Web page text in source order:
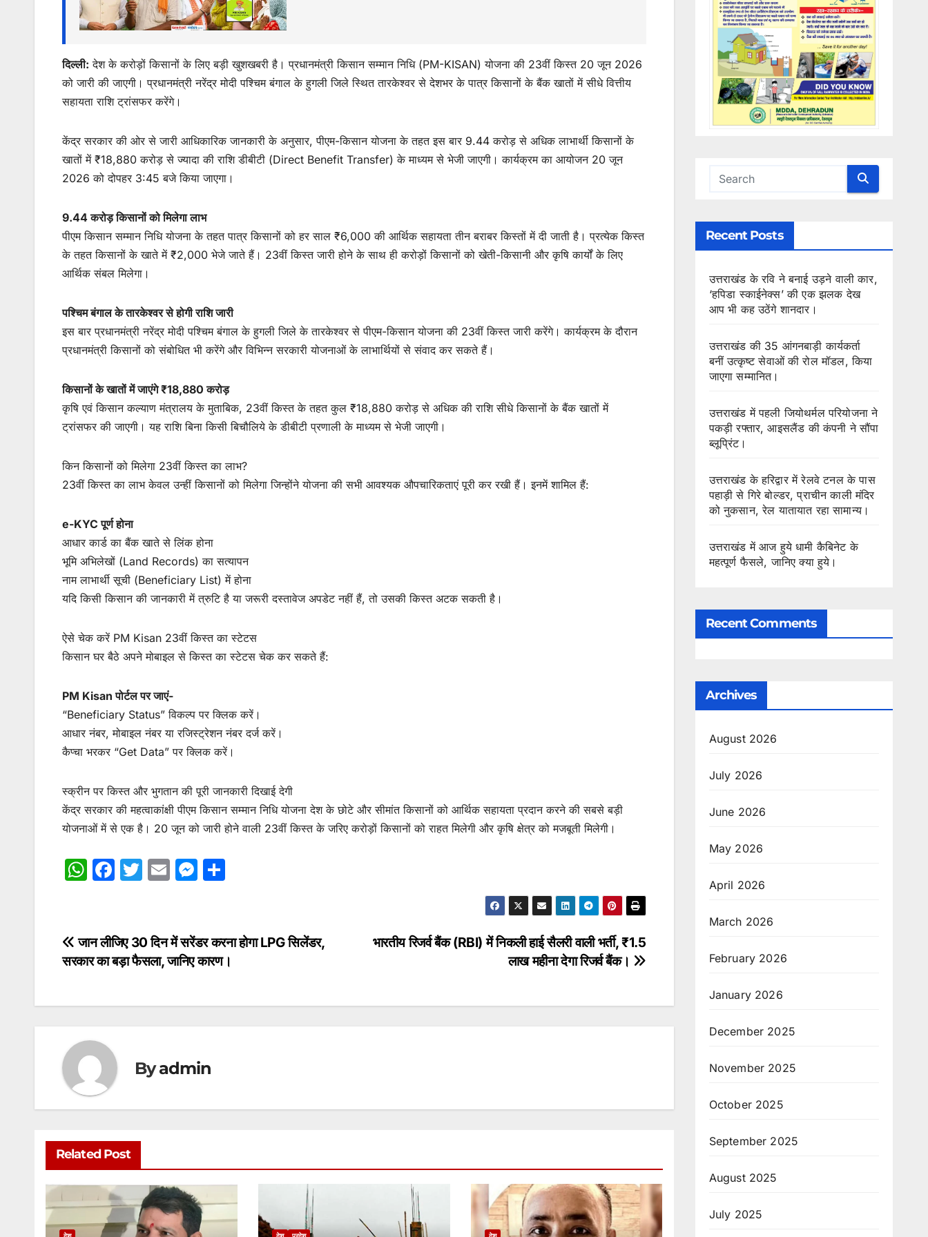
दिल्ली: देश के करोड़ों किसानों के लिए बड़ी खुशखबरी है। प्रधानमंत्री किसान सम्मान निधि (PM-KISAN) योजना की 23वीं किस्त 20 जून 2026
को जारी की जाएगी। प्रधानमंत्री नरेंद्र मोदी पश्चिम बंगाल के हुगली जिले स्थित तारकेश्वर से देशभर के पात्र किसानों के बैंक खातों में सीधे वित्तीय
सहायता राशि ट्रांसफर करेंगे।
केंद्र सरकार की ओर से जारी आधिकारिक जानकारी के अनुसार, पीएम-किसान योजना के तहत इस बार 9.44 करोड़ से अधिक लाभार्थी किसानों के
खातों में ₹18,880 करोड़ से ज्यादा की राशि डीबीटी (Direct Benefit Transfer) के माध्यम से भेजी जाएगी। कार्यक्रम का आयोजन 20 जून
2026 को दोपहर 3:45 बजे किया जाएगा।
9.44 करोड़ किसानों को मिलेगा लाभ
पीएम किसान सम्मान निधि योजना के तहत पात्र किसानों को हर साल ₹6,000 की आर्थिक सहायता तीन बराबर किस्तों में दी जाती है। प्रत्येक किस्त
के तहत किसानों के खाते में ₹2,000 भेजे जाते हैं। 23वीं किस्त जारी होने के साथ ही करोड़ों किसानों को खेती-किसानी और कृषि कार्यों के लिए
आर्थिक संबल मिलेगा।
पश्चिम बंगाल के तारकेश्वर से होगी राशि जारी
इस बार प्रधानमंत्री नरेंद्र मोदी पश्चिम बंगाल के हुगली जिले के तारकेश्वर से पीएम-किसान योजना की 23वीं किस्त जारी करेंगे। कार्यक्रम के दौरान
प्रधानमंत्री किसानों को संबोधित भी करेंगे और विभिन्न सरकारी योजनाओं के लाभार्थियों से संवाद कर सकते हैं।
किसानों के खातों में जाएंगे ₹18,880 करोड़
कृषि एवं किसान कल्याण मंत्रालय के मुताबिक, 23वीं किस्त के तहत कुल ₹18,880 करोड़ से अधिक की राशि सीधे किसानों के बैंक खातों में
ट्रांसफर की जाएगी। यह राशि बिना किसी बिचौलिये के डीबीटी प्रणाली के माध्यम से भेजी जाएगी।
किन किसानों को मिलेगा 23वीं किस्त का लाभ?
23वीं किस्त का लाभ केवल उन्हीं किसानों को मिलेगा जिन्होंने योजना की सभी आवश्यक औपचारिकताएं पूरी कर रखी हैं। इनमें शामिल हैं:
e-KYC पूर्ण होना
आधार कार्ड का बैंक खाते से लिंक होना
भूमि अभिलेखों (Land Records) का सत्यापन
नाम लाभार्थी सूची (Beneficiary List) में होना
यदि किसी किसान की जानकारी में त्रुटि है या जरूरी दस्तावेज अपडेट नहीं हैं, तो उसकी किस्त अटक सकती है।
ऐसे चेक करें PM Kisan 23वीं किस्त का स्टेटस
किसान घर बैठे अपने मोबाइल से किस्त का स्टेटस चेक कर सकते हैं:
PM Kisan पोर्टल पर जाएं-
“Beneficiary Status” विकल्प पर क्लिक करें।
आधार नंबर, मोबाइल नंबर या रजिस्ट्रेशन नंबर दर्ज करें।
कैप्चा भरकर “Get Data” पर क्लिक करें।
स्क्रीन पर किस्त और भुगतान की पूरी जानकारी दिखाई देगी
केंद्र सरकार की महत्वाकांक्षी पीएम किसान सम्मान निधि योजना देश के छोटे और सीमांत किसानों को आर्थिक सहायता प्रदान करने की सबसे बड़ी
योजनाओं में से एक है। 20 जून को जारी होने वाली 23वीं किस्त के जरिए करोड़ों किसानों को राहत मिलेगी और कृषि क्षेत्र को मजबूती मिलेगी।
W
s
A
p
F
e
b
o
T
er
E
l
M
s
e
g
e
Post
navigation
भारतीय रिजर्व बैंक (RBI) में निकली हाई सैलरी वाली भर्ती, ₹1.5
लाख महीना देगा रिजर्व बैंक।
जान लीजिए 30 दिन में सरेंडर करना होगा LPG सिलेंडर,
सरकार का बड़ा फैसला, जानिए कारण।
Byadmin
Related Post
Recent Posts
उत्तराखंड के रवि ने बनाई उड़ने वाली कार,
‘हपिडा स्काईनेक्स’ की एक झलक देख
आप भी कह उठेंगे शानदार।
उत्तराखंड की 35 आंगनबाड़ी कार्यकर्ता
बनीं उत्कृष्ट सेवाओं की रोल मॉडल, किया
जाएगा सम्मानित।
उत्तराखंड में पहली जियोथर्मल परियोजना ने
पकड़ी रफ्तार, आइसलैंड की कंपनी ने सौंपा
ब्लूप्रिंट।
उत्तराखंड के हरिद्वार में रेलवे टनल के पास
पहाड़ी से गिरे बोल्डर, प्राचीन काली मंदिर
को नुकसान, रेल यातायात रहा सामान्य।
उत्तराखंड में आज हुये धामी कैबिनेट के
महत्पूर्ण फैसले, जानिए क्या हुये।
Recent Comments
Archives
August 2026
July 2026
June 2026
May 2026
April 2026
March 2026
February 2026
January 2026
December 2025
November 2025
October 2025
September 2025
August 2025
July 2025